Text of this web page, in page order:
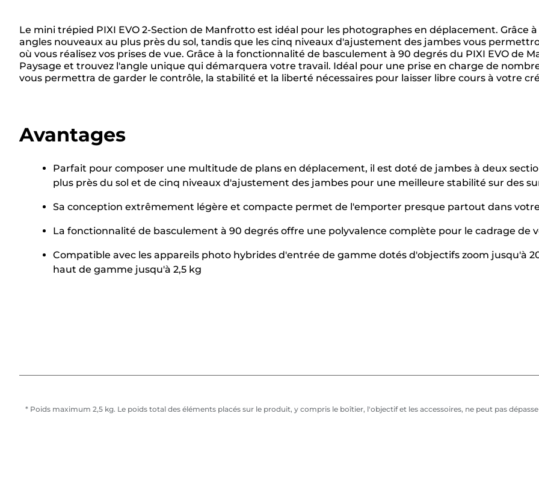
Le mini trépied PIXI EVO 2-Section de Manfrotto est idéal pour les photographes en déplacement. Grâce
angles nouveaux au plus près du sol, tandis que les cinq niveaux d'ajustement des jambes vous
où vous réalisez vos prises de vue. Grâce à la fonctionnalité de basculement à 90 degrés du PIXI EVO
Paysage et trouvez l'angle unique qui démarquera votre travail. Idéal pour une prise en charge de
vous permettra de garder le contrôle, la stabilité et la liberté nécessaires pour laisser libre cours à votre
Avantages
Parfait pour composer une multitude de plans en déplacement, il est doté de jambes à deux
plus près du sol et de cinq niveaux d'ajustement des jambes pour une meilleure stabilité sur des
Sa conception extrêmement légère et compacte permet de l'emporter presque partout dans
La fonctionnalité de basculement à 90 degrés offre une polyvalence complète pour le cadrage de
Compatible avec les appareils photo hybrides d'entrée de gamme dotés d'objectifs zoom jusqu'à
haut de gamme jusqu'à 2,5 kg
* Poids maximum 2,5 kg. Le poids total des éléments placés sur le produit, y compris le boîtier, l'objectif et les accessoires, ne peut pas